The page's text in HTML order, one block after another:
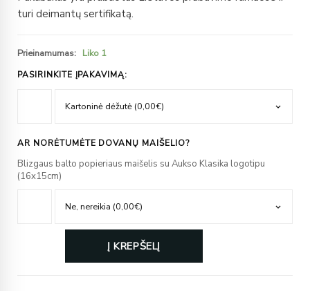
turi deimantų sertifikatą.
Prieinamumas: Liko 1
PASIRINKITE ĮPAKAVIMĄ:
AR NORĖTUMĖTE DOVANŲ MAIŠELIO?
Blizgaus balto popieriaus maišelis su Aukso Klasika logotipu
(16x15cm)
Į KREPŠELĮ